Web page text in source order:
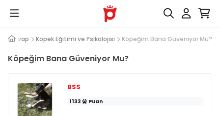
Cevap Köpek Eğitimi ve Psikolojisi Köpeğim Bana Güveniyor Mu?
Köpeğim Bana Güveniyor Mu?
BSS
1133 Puan